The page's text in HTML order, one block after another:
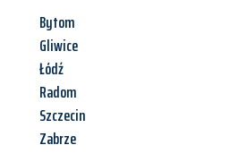
Bytom
Gliwice
Łódź
Radom
Szczecin
Zabrze